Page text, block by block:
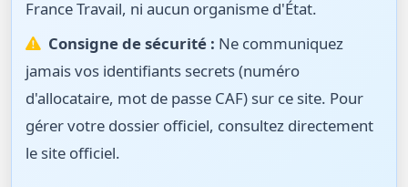
France Travail, ni aucun organisme d'État.
Consigne de sécurité : Ne communiquez
jamais vos identifiants secrets (numéro
d'allocataire, mot de passe CAF) sur ce site. Pour
gérer votre dossier officiel, consultez directement
le site officiel.